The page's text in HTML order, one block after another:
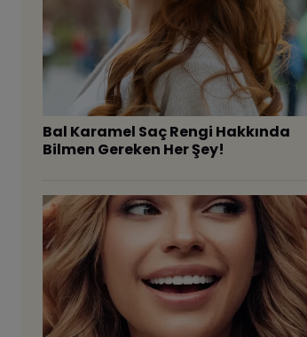
Bal Karamel Saç Rengi Hakkında
Bilmen Gereken Her Şey!